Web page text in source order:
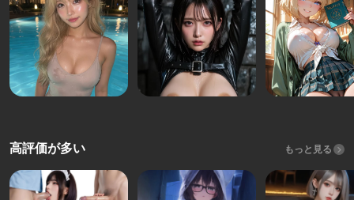
高評価が多い もっと見る